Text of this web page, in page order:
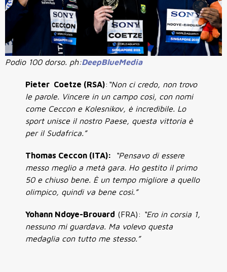
Podio 100 dorso. ph:DeepBlueMedia
Pieter Coetze (RSA): “Non ci credo, non trovo
le parole. Vincere in un campo così, con nomi
come Ceccon e Kolesnikov, è incredibile. Lo
sport unisce il nostro Paese, questa vittoria è
per il Sudafrica.”
Thomas Ceccon (ITA):
“Pensavo di essere
messo meglio a metà gara. Ho gestito il primo
50 e chiuso bene. È un tempo migliore a quello
olimpico, quindi va bene così.”
Yohann Ndoye-Brouard (FRA): “Ero in corsia 1,
nessuno mi guardava. Ma volevo questa
medaglia con tutto me stesso.”